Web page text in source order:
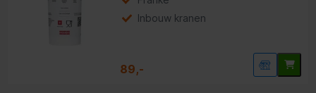
Inbouw kranen
89,-